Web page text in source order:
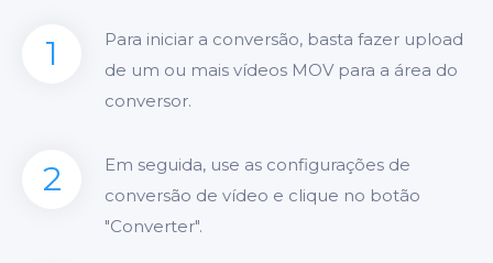
1
Para iniciar a conversão, basta fazer upload
de um ou mais vídeos MOV para a área do
conversor.
2
Em seguida, use as configurações de
conversão de vídeo e clique no botão
"Converter".